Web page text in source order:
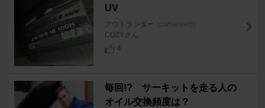
UV
アウトランダー [CW5W/6W型]
COZYさん
4
毎回!? サーキットを走る人の
オイル交換頻度は？